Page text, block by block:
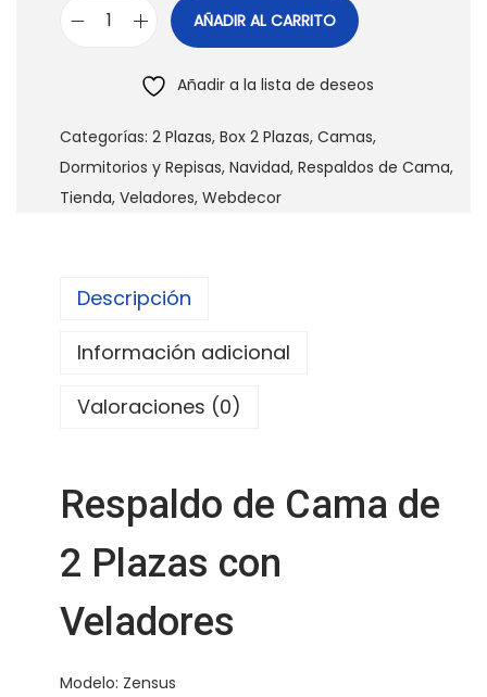
e
m
2
P
a
z
AÑADIR AL CARRITO
Añadir a la lista de deseos
Categorías: 2 Plazas, Box 2 Plazas, Camas,
Dormitorios y Repisas, Navidad, Respaldos de Cama,
Tienda, Veladores, Webdecor
Descripción
Información adicional
Valoraciones (0)
Respaldo de Cama de
2 Plazas con
Veladores
Modelo: Zensus